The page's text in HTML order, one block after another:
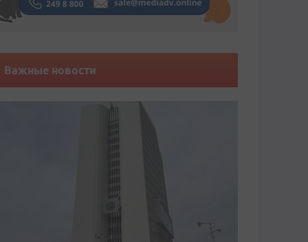
Важные новости